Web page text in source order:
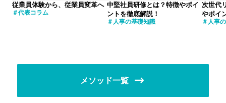
従業員体験から、従業員変革へ
代表コラム
中堅社員研修とは？特徴やポイ
ントを徹底解説！
人事の基礎知識
次世代
やポイ
人事
メソッド一覧